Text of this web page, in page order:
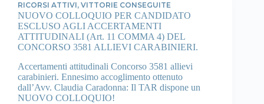
RICORSI ATTIVI, VITTORIE CONSEGUITE
NUOVO COLLOQUIO PER CANDIDATO
ESCLUSO AGLI ACCERTAMENTI
ATTITUDINALI (Art. 11 COMMA 4) DEL
CONCORSO 3581 ALLIEVI CARABINIERI.
Accertamenti attitudinali Concorso 3581 allievi
carabinieri. Ennesimo accoglimento ottenuto
dall’Avv. Claudia Caradonna: Il TAR dispone un
NUOVO COLLOQUIO!